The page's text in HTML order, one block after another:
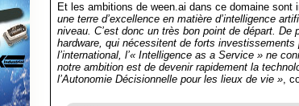
Et les ambitions de ween.ai dans ce domaine sont
une terre d’excellence en matière d’intelligence
niveau. C’est donc un très bon point de départ. De
hardware, qui nécessitent de forts investissements
l’international, l’« Intelligence as a Service » ne
notre ambition est de devenir rapidement la
l’Autonomie Décisionnelle pour les lieux de vie »,